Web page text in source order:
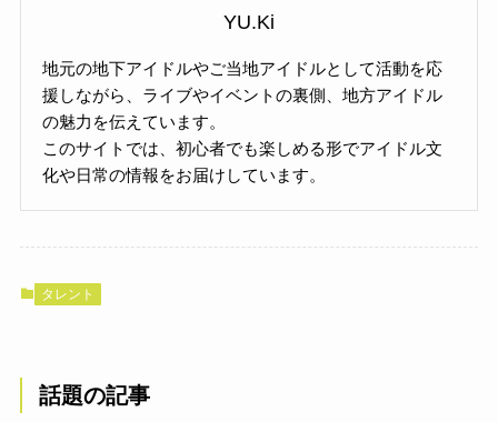
YU.Ki
地元の地下アイドルやご当地アイドルとして活動を応
援しながら、ライブやイベントの裏側、地方アイドル
の魅力を伝えています。
このサイトでは、初心者でも楽しめる形でアイドル文
化や日常の情報をお届けしています。
タレント
話題の記事